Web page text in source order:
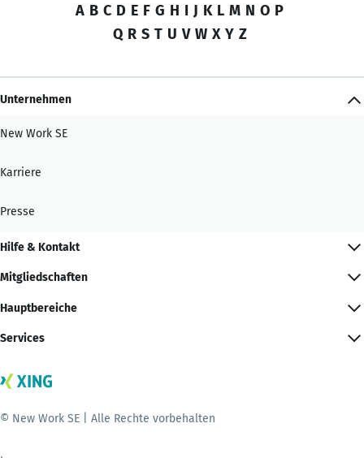
A B C D E F G H I J K L M N O P
Q R S T U V W X Y Z
Unternehmen
New Work SE
Karriere
Presse
Hilfe & Kontakt
Mitgliedschaften
Hauptbereiche
Services
© New Work SE | Alle Rechte vorbehalten